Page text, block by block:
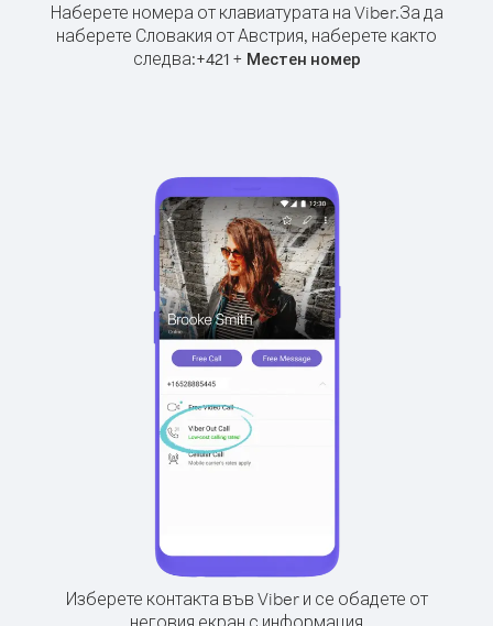
Наберете номера от клавиатурата на Viber.За да
наберете Словакия от Австрия, наберете както
следва:+421+ Местен номер
Изберете контакта във Viber и се обадете от
неговия екран с информация